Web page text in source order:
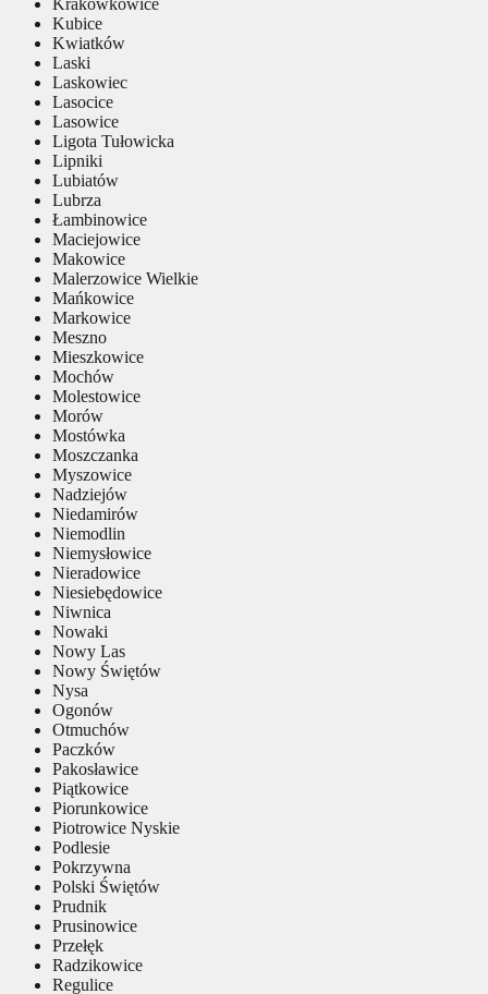
Kubice
Kwiatków
Laski
Laskowiec
Lasocice
Lasowice
Ligota Tułowicka
Lipniki
Lubiatów
Lubrza
Łambinowice
Maciejowice
Makowice
Malerzowice Wielkie
Mańkowice
Markowice
Meszno
Mieszkowice
Mochów
Molestowice
Morów
Mostówka
Moszczanka
Myszowice
Nadziejów
Niedamirów
Niemodlin
Niemysłowice
Nieradowice
Niesiebędowice
Niwnica
Nowaki
Nowy Las
Nowy Świętów
Nysa
Ogonów
Otmuchów
Paczków
Pakosławice
Piątkowice
Piorunkowice
Piotrowice Nyskie
Podlesie
Pokrzywna
Polski Świętów
Prudnik
Prusinowice
Przełęk
Radzikowice
Regulice